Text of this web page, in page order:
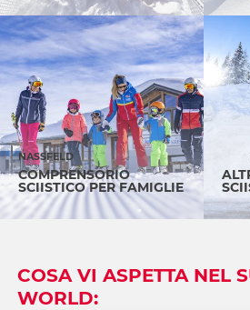
NASSFELD
COMPRENSORIO
SCIISTICO PER FAMIGLIE
COSA VI ASPETTA NEL
WORLD: